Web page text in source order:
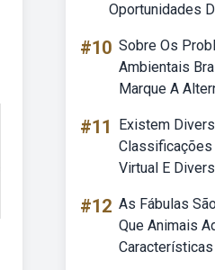
Oportunidades
#10 Sobre Os
Ambientais
Marque A
#11
Existem
Classificações
Virtual E
#12 As Fábulas
Que Animais
Características